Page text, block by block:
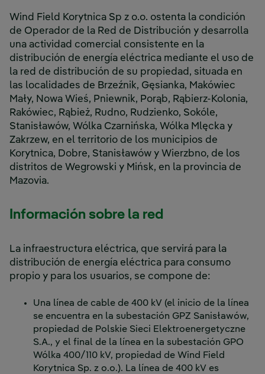
Wind Field Korytnica Sp z o.o. ostenta la condición
de Operador de la Red de Distribución y desarrolla
una actividad comercial consistente en la
distribución de energía eléctrica mediante el uso de
la red de distribución de su propiedad, situada en
las localidades de Brzeźnik, Gęsianka, Makówiec
Mały, Nowa Wieś, Pniewnik, Porąb, Rąbierz-Kolonia,
Rakówiec, Rąbież, Rudno, Rudzienko, Sokóle,
Stanisławów, Wólka Czarnińska, Wólka Mlęcka y
Zakrzew, en el territorio de los municipios de
Korytnica, Dobre, Stanisławów y Wierzbno, de los
distritos de Wegrowski y Mińsk, en la provincia de
Mazovia.
Información sobre la red
La infraestructura eléctrica, que servirá para la
distribución de energía eléctrica para consumo
propio y para los usuarios, se compone de:
Una línea de cable de 400 kV (el inicio de la línea
se encuentra en la subestación GPZ Sanisławów,
propiedad de Polskie Sieci Elektroenergetyczne
S.A., y el final de la línea en la subestación GPO
Wólka 400/110 kV, propiedad de Wind Field
Korytnica Sp. z o.o.). La línea de 400 kV es